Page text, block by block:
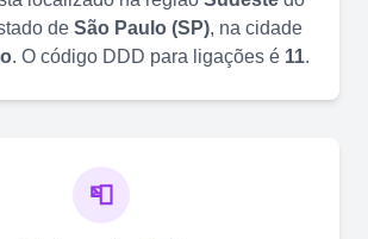
de São Paulo(SP), na cidade
. O código DDD para ligações é 11.
📮